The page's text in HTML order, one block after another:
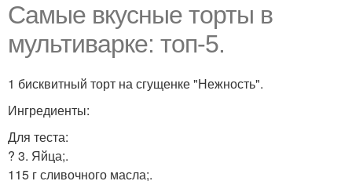
Самые вкусные торты в
мультиварке: топ-5.
1 бисквитный торт на сгущенке "Нежность".
Ингредиенты:
Для теста:
? 3. Яйца;.
115 г сливочного масла;.